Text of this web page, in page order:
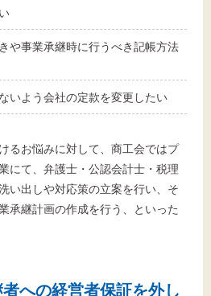
や事業承継時に行うべき記帳方法
いよう会社の定款を変更したい
るお悩みに対して、商工会ではプ
にて、弁護士・公認会計士・税理
い出しや対応策の立案を行い、そ
承継計画の作成を行う、といった
への経営者保証を外し